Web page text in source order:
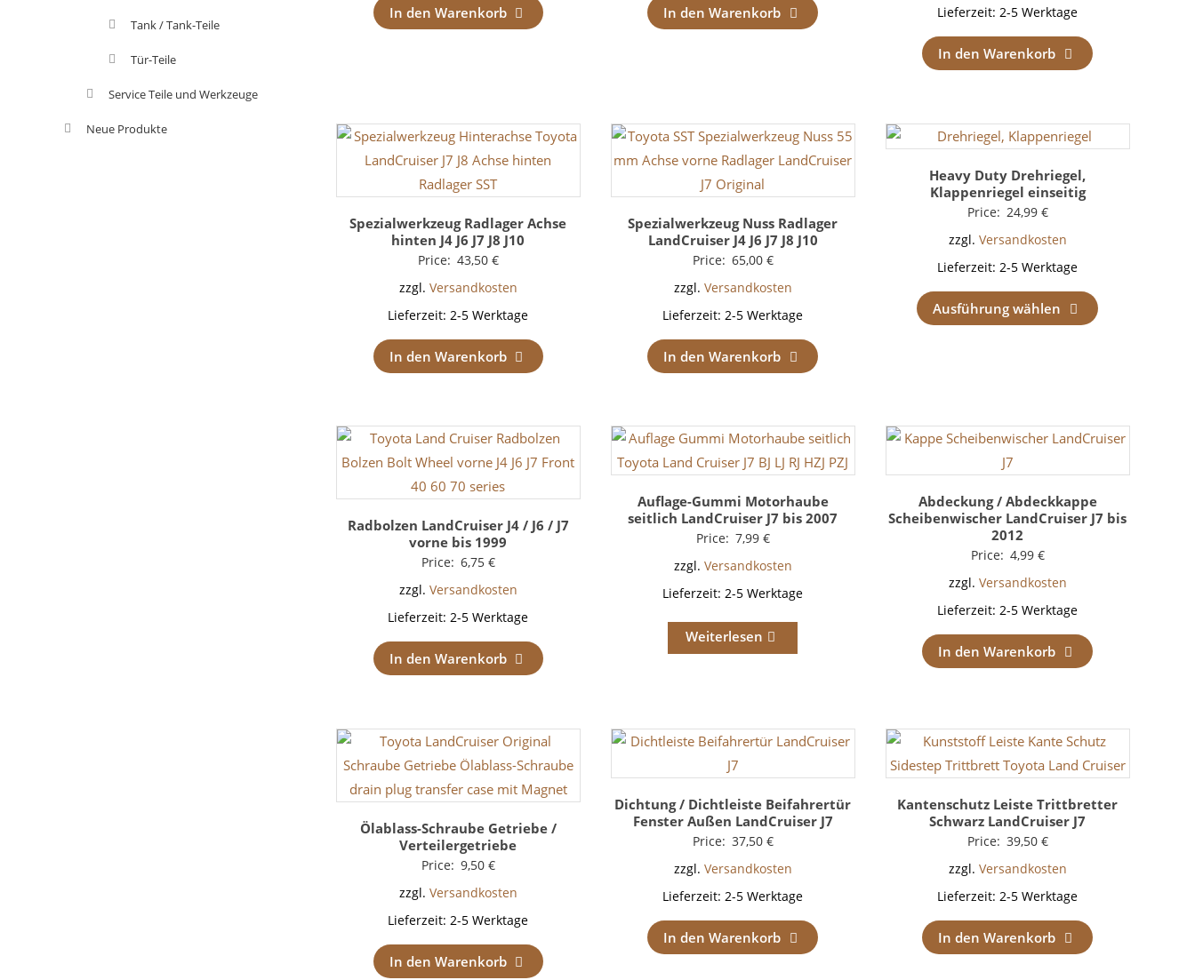
In den Warenkorb In den Warenkorb
Lieferzeit:2-5 Werktage
In den Warenkorb
Spezialwerkzeug Radlager Achse
hinten J4 J6 J7 J8 J10
Price: 43,50 €
zzgl. Versandkosten
Lieferzeit:2-5 Werktage
In den Warenkorb
Spezialwerkzeug Nuss Radlager
LandCruiser J4 J6 J7 J8 J10
Price: 65,00 €
zzgl. Versandkosten
Lieferzeit:2-5 Werktage
In den Warenkorb
Heavy Duty Drehriegel,
Klappenriegel einseitig
Price: 24,99 €
zzgl. Versandkosten
Lieferzeit:2-5 Werktage
Ausführung wählen
Radbolzen LandCruiser J4 / J6 / J7
vorne bis 1999
Price: 6,75 €
zzgl. Versandkosten
Lieferzeit:2-5 Werktage
In den Warenkorb
Auflage-Gummi Motorhaube
seitlich LandCruiser J7 bis 2007
Price: 7,99 €
zzgl. Versandkosten
Lieferzeit:2-5 Werktage
Weiterlesen
Abdeckung / Abdeckkappe
Scheibenwischer LandCruiser J7 bis
2012
Price: 4,99 €
zzgl. Versandkosten
Lieferzeit:2-5 Werktage
In den Warenkorb
Ölablass-Schraube Getriebe /
Verteilergetriebe
Price: 9,50 €
zzgl. Versandkosten
Lieferzeit:2-5 Werktage
In den Warenkorb
Dichtung / Dichtleiste Beifahrertür
Fenster Außen LandCruiser J7
Price: 37,50 €
zzgl. Versandkosten
Lieferzeit:2-5 Werktage
In den Warenkorb
Kantenschutz Leiste Trittbretter
Schwarz LandCruiser J7
Price: 39,50 €
zzgl. Versandkosten
Lieferzeit:2-5 Werktage
In den Warenkorb
Tank / Tank-Teile
Tür-Teile
Service Teile und Werkzeuge
Neue Produkte